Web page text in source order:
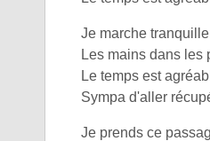
Je marche
Les mains dans les
Le temps est
Sympa d'aller
Je prends ce